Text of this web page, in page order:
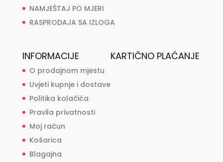
NAMJEŠTAJ PO MJERI
RASPRODAJA SA IZLOGA
INFORMACIJE
O prodajnom mjestu
Uvjeti kupnje i dostave
Politika kolačića
Pravila privatnosti
Moj račun
Košarica
Blagajna
KARTIČNO PLAĆANJE